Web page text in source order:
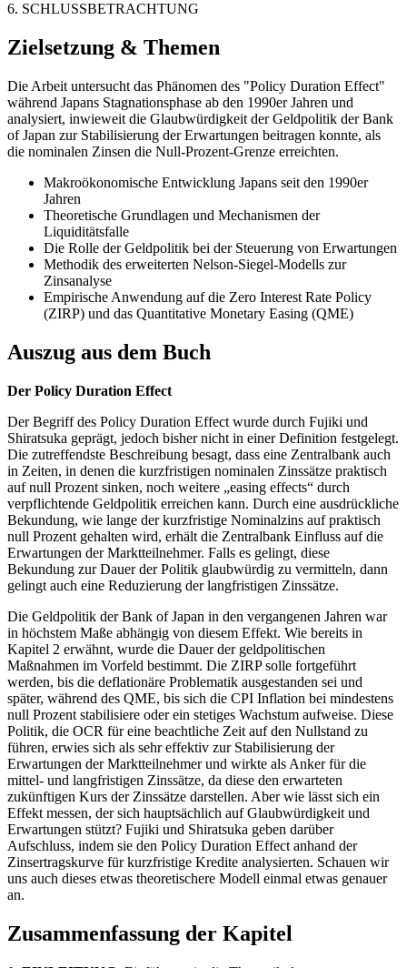
6. SCHLUSSBETRACHTUNG
Zielsetzung & Themen
Die Arbeit untersucht das Phänomen des "Policy Duration Effect"
während Japans Stagnationsphase ab den 1990er Jahren und
analysiert, inwieweit die Glaubwürdigkeit der Geldpolitik der Bank
of Japan zur Stabilisierung der Erwartungen beitragen konnte, als
die nominalen Zinsen die Null-Prozent-Grenze erreichten.
Makroökonomische Entwicklung Japans seit den 1990er
Jahren
Theoretische Grundlagen und Mechanismen der
Liquiditätsfalle
Die Rolle der Geldpolitik bei der Steuerung von Erwartungen
Methodik des erweiterten Nelson-Siegel-Modells zur
Zinsanalyse
Empirische Anwendung auf die Zero Interest Rate Policy
(ZIRP) und das Quantitative Monetary Easing (QME)
Auszug aus dem Buch
Der Policy Duration Effect
Der Begriff des Policy Duration Effect wurde durch Fujiki und
Shiratsuka geprägt, jedoch bisher nicht in einer Definition festgelegt.
Die zutreffendste Beschreibung besagt, dass eine Zentralbank auch
in Zeiten, in denen die kurzfristigen nominalen Zinssätze praktisch
auf null Prozent sinken, noch weitere „easing effects“ durch
verpflichtende Geldpolitik erreichen kann. Durch eine ausdrückliche
Bekundung, wie lange der kurzfristige Nominalzins auf praktisch
null Prozent gehalten wird, erhält die Zentralbank Einfluss auf die
Erwartungen der Marktteilnehmer. Falls es gelingt, diese
Bekundung zur Dauer der Politik glaubwürdig zu vermitteln, dann
gelingt auch eine Reduzierung der langfristigen Zinssätze.
Die Geldpolitik der Bank of Japan in den vergangenen Jahren war
in höchstem Maße abhängig von diesem Effekt. Wie bereits in
Kapitel 2 erwähnt, wurde die Dauer der geldpolitischen
Maßnahmen im Vorfeld bestimmt. Die ZIRP solle fortgeführt
werden, bis die deflationäre Problematik ausgestanden sei und
später, während des QME, bis sich die CPI Inflation bei mindestens
null Prozent stabilisiere oder ein stetiges Wachstum aufweise. Diese
Politik, die OCR für eine beachtliche Zeit auf den Nullstand zu
führen, erwies sich als sehr effektiv zur Stabilisierung der
Erwartungen der Marktteilnehmer und wirkte als Anker für die
mittel- und langfristigen Zinssätze, da diese den erwarteten
zukünftigen Kurs der Zinssätze darstellen. Aber wie lässt sich ein
Effekt messen, der sich hauptsächlich auf Glaubwürdigkeit und
Erwartungen stützt? Fujiki und Shiratsuka geben darüber
Aufschluss, indem sie den Policy Duration Effect anhand der
Zinsertragskurve für kurzfristige Kredite analysierten. Schauen wir
uns auch dieses etwas theoretischere Modell einmal etwas genauer
an.
Zusammenfassung der Kapitel